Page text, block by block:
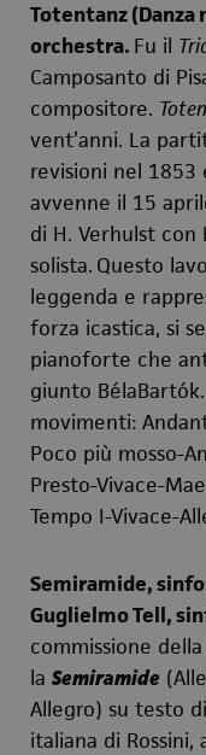
Totentanz
orchestra. Fu il
Camposanto di
compositore.
vent’anni. La
revisioni nel 1853
avvenne il 15
di H. Verhulst con
solista. Questo
leggenda e
forza icastica, si
pianoforte che
giunto
movimenti:
Poco più mosso-
Presto-Vivace-
Tempo I-Vivace-
Semiramide,
Guglielmo Tell,
commissione
la Semiramide
Allegro) su testo
italiana di